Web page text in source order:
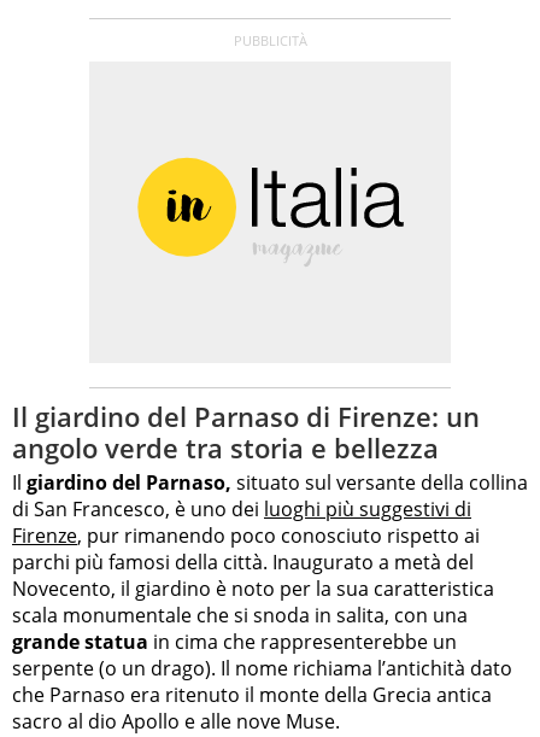
Il giardino del Parnaso di Firenze: un
angolo verde tra storia e bellezza
Il giardino del Parnaso, situato sul versante della collina
di San Francesco, è uno dei luoghi più suggestivi di
Firenze, pur rimanendo poco conosciuto rispetto ai
parchi più famosi della città. Inaugurato a metà del
Novecento, il giardino è noto per la sua caratteristica
scala monumentale che si snoda in salita, con una
grande statua in cima che rappresenterebbe un
serpente (o un drago). Il nome richiama l’antichità dato
che Parnaso era ritenuto il monte della Grecia antica
sacro al dio Apollo e alle nove Muse.